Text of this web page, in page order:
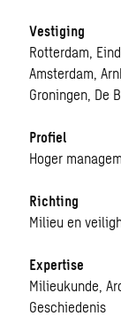
Vestiging
Rotterdam,
Amsterdam,
Groningen, De
Profiel
Hoger
Richting
Milieu en
Expertise
Milieukunde,
Geschiedenis